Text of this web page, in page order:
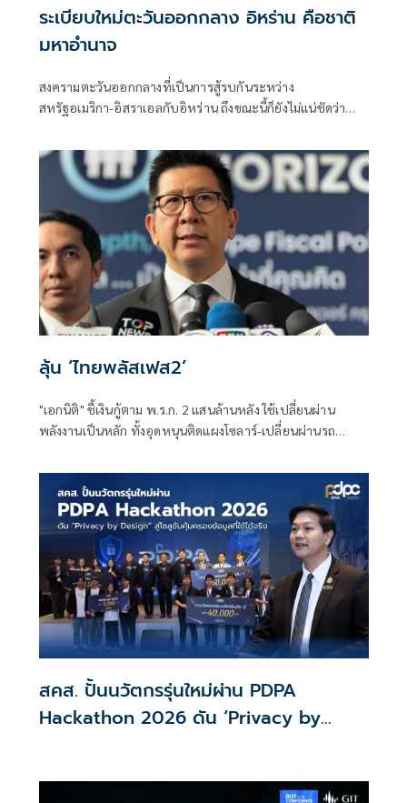
ระเบียบใหม่ตะวันออกกลาง อิหร่าน คือชาติ
มหาอำนาจ
สงครามตะวันออกกลางที่เป็นการสู้รบกันระหว่าง
สหรัฐอเมริกา-อิสราเอลกับอิหร่าน ถึงขณะนี้ก็ยังไม่แน่ชัดว่า
ไม่
ลุ้น ‘ไทยพลัสเฟส2’
"เอกนิติ" ชี้เงินกู้ตาม พ.ร.ก. 2 แสนล้านหลัง ใช้เปลี่ยนผ่าน
พลังงานเป็นหลัก ทั้งอุดหนุนติดแผงโซลาร์-เปลี่ยนผ่านรถ
พร้อมให้ใช้กับไทยเที่ยวไทยพลัส ส่วนไทยช่วยไทยพลัส เฟส 2
รอประเมินความเหมาะสม นายกฯ เผยจะพยายาม
สคส. ปั้นนวัตกรรุ่นใหม่ผ่าน PDPA
Hackathon 2026 ดัน ‘Privacy by